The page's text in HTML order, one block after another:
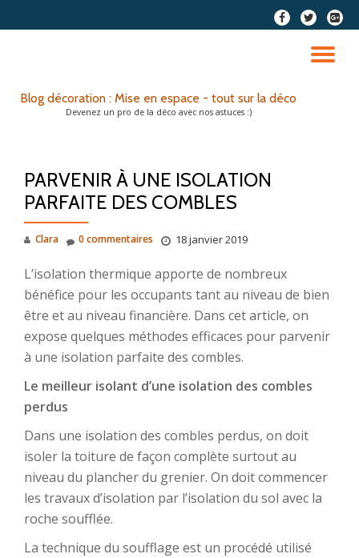
fa-
facebook
fa-
twitter
fa-
plus-
Blog décoration : Mise en espace - tout sur la déco
Devenez un pro de la déco avec nos astuces :)
PARVENIR À UNE ISOLATION
PARFAITE DES COMBLES
Clara 18 janvier 2019
0 commentaires
L’isolation thermique apporte de nombreux
bénéfice pour les occupants tant au niveau de bien
être et au niveau financière. Dans cet article, on
expose quelques méthodes efficaces pour parvenir
à une isolation parfaite des combles.
Le meilleur isolant d’une isolation des combles
perdus
Dans une isolation des combles perdus, on doit
isoler la toiture de façon complète surtout au
niveau du plancher du grenier. On doit commencer
les travaux d’isolation par l’isolation du sol avec la
roche soufflée.
La technique du soufflage est un procédé utilisé